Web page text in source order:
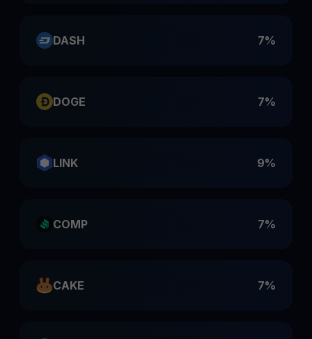
DASH 7%
DOGE 7%
LINK 9%
COMP 7%
CAKE 7%